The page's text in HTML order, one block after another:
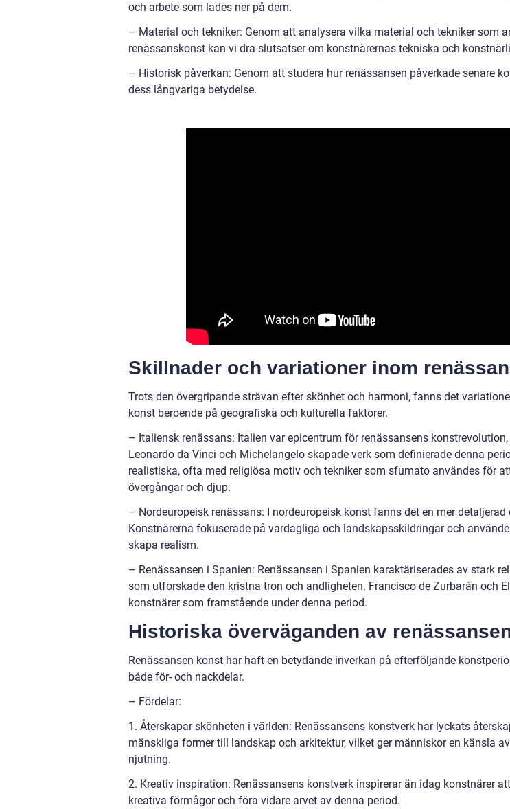
och arbete som lades ner på dem.
– Material och tekniker: Genom att analysera vilka material och tekniker som
renässanskonst kan vi dra slutsatser om konstnärernas tekniska och
– Historisk påverkan: Genom att studera hur renässansen påverkade senare
dess långvariga betydelse.
Skillnader och variationer inom
Trots den övergripande strävan efter skönhet och harmoni, fanns det
konst beroende på geografiska och kulturella faktorer.
– Italiensk renässans: Italien var epicentrum för renässansens
Leonardo da Vinci och Michelangelo skapade verk som definierade denna
realistiska, ofta med religiösa motiv och tekniker som sfumato användes för
övergångar och djup.
– Nordeuropeisk renässans: I nordeuropeisk konst fanns det en mer
Konstnärerna fokuserade på vardagliga och landskapsskildringar och
skapa realism.
– Renässansen i Spanien: Renässansen i Spanien karaktäriserades av stark
som utforskade den kristna tron och andligheten. Francisco de Zurbarán och
konstnärer som framstående under denna period.
Historiska överväganden av
Renässansen konst har haft en betydande inverkan på efterföljande
både för- och nackdelar.
– Fördelar:
1. Återskapar skönheten i världen: Renässansens konstverk har lyckats
mänskliga former till landskap och arkitektur, vilket ger människor en känsla
njutning.
2. Kreativ inspiration: Renässansens konstverk inspirerar än idag konstnärer
kreativa förmågor och föra vidare arvet av denna period.